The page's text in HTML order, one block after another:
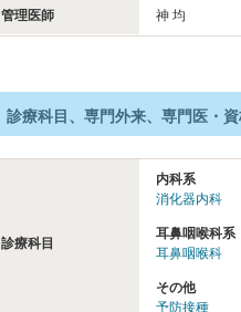
管理医師 神 均
診療科目、専門外来、専門医・
診療科目
内科系
消化器内科
耳鼻咽喉科系
耳鼻咽喉科
その他
予防接種